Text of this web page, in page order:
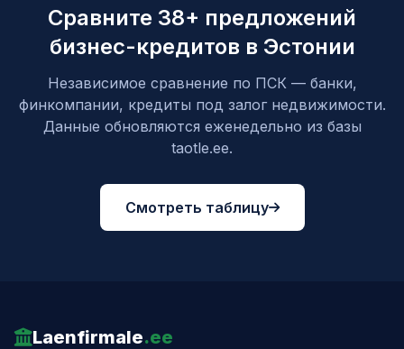
Сравните 38+ предложений
бизнес-кредитов в Эстонии
Независимое сравнение по ПСК — банки,
финкомпании, кредиты под залог недвижимости.
Данные обновляются еженедельно из базы
taotle.ee.
Смотреть таблицу
Laenfirmale.ee